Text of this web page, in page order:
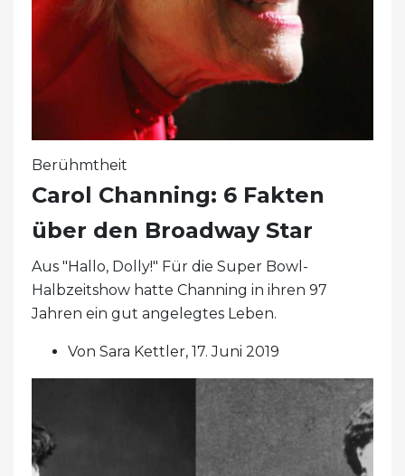
Berühmtheit
Carol Channing: 6 Fakten
über den Broadway Star
Aus "Hallo, Dolly!" Für die Super Bowl-
Halbzeitshow hatte Channing in ihren 97
Jahren ein gut angelegtes Leben.
Von Sara Kettler, 17. Juni 2019